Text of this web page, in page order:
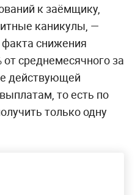
к заёмщику,
каникулы, —
снижения
среднемесячного за
действующей
то есть по
только одну